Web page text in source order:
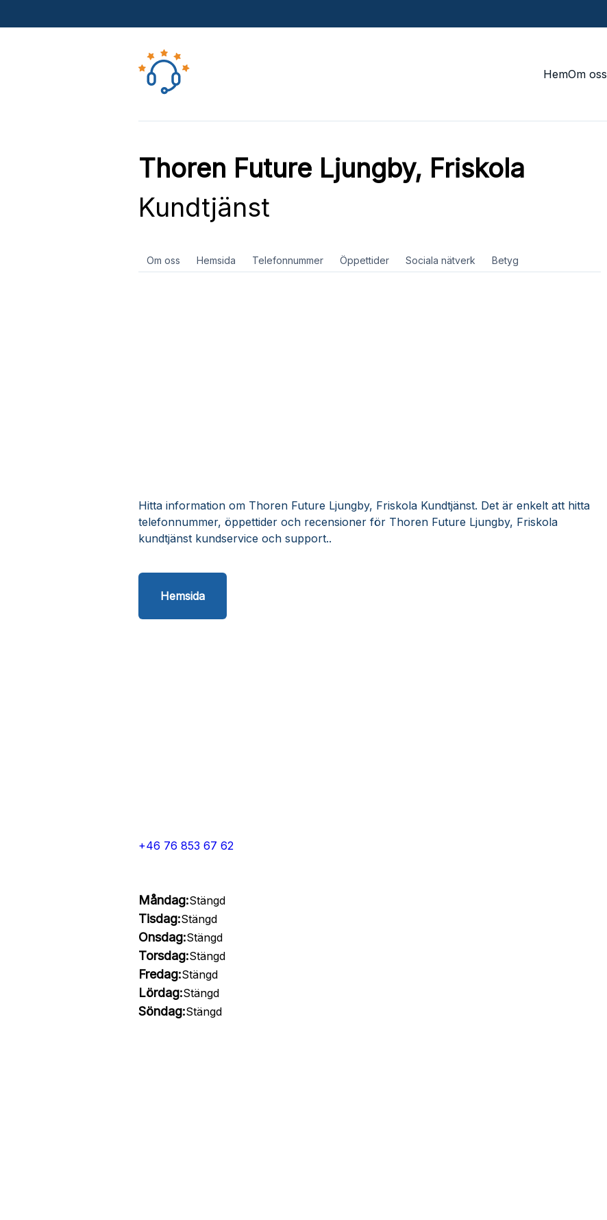
HemOm oss
Thoren Future Ljungby, Friskola
Kundtjänst
Om oss Hemsida Telefonnummer Öppettider Sociala nätverk Betyg
Hitta information om Thoren Future Ljungby, Friskola Kundtjänst. Det är enkelt att hitta
telefonnummer, öppettider och recensioner för Thoren Future Ljungby, Friskola
kundtjänst kundservice och support..
Hemsida
+46 76 853 67 62
Måndag:Stängd
Tisdag:Stängd
Onsdag:Stängd
Torsdag:Stängd
Fredag:Stängd
Lördag:Stängd
Söndag:Stängd